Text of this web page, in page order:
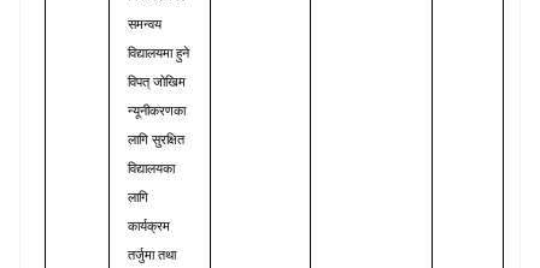
समन्वय
विद्यालयमा हुने
विपत् जोखिम
न्यूनीकरणका
लागि सुरक्षित
विद्यालयका
लागि
कार्यक्रम
तर्जुमा तथा